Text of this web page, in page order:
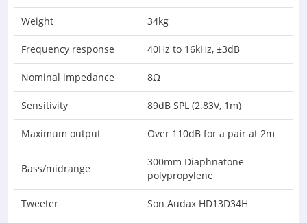
Weight 34kg
Frequency response 40Hz to 16kHz, ±3dB
Nominal impedance 8Ω
Sensitivity 89dB SPL (2.83V, 1m)
Maximum output Over 110dB for a pair at 2m
Bass/midrange
300mm Diaphnatone
polypropylene
Tweeter Son Audax HD13D34H